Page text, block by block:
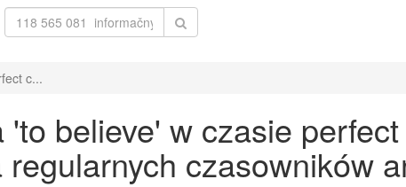
c...
believe' w czasie
czasowników